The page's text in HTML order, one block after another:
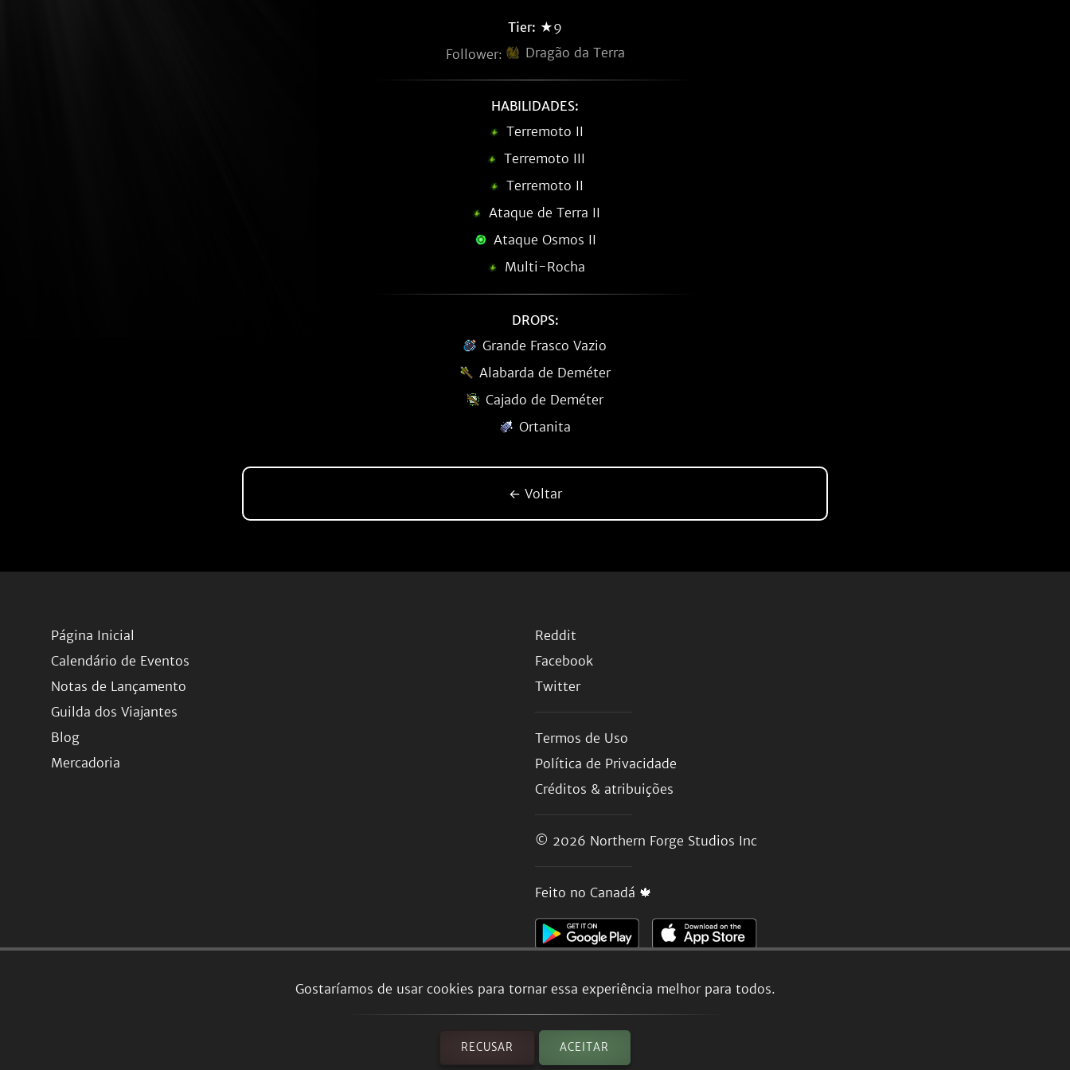
Gostaríamos de usar cookies para tornar essa experiência melhor para todos.
RECUSAR ACEITAR
Tier: ★9
Follower:
Dragão da Terra
HABILIDADES:
Terremoto II
Terremoto III
Terremoto II
Ataque de Terra II
Ataque Osmos II
Multi-Rocha
DROPS:
Grande Frasco Vazio
Alabarda de Deméter
Cajado de Deméter
Ortanita
← Voltar
Página Inicial
Calendário de Eventos
Notas de Lançamento
Guilda dos Viajantes
Blog
Mercadoria
Reddit
Facebook
Twitter
Termos de Uso
Política de Privacidade
Créditos & atribuições
© 2026 Northern Forge Studios Inc
Feito no Canadá 🍁